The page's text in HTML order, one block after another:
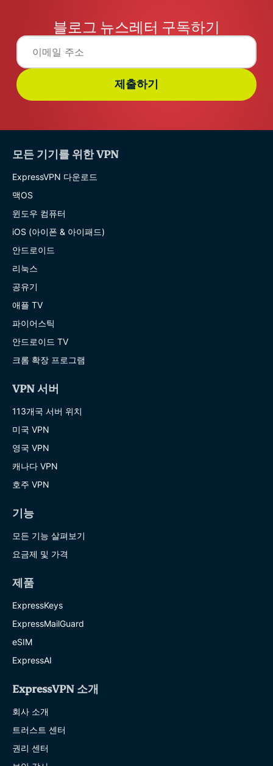
블로그 뉴스레터 구독하기
제출하기
모든 기기를 위한 VPN
ExpressVPN 다운로드
맥OS
윈도우 컴퓨터
iOS (아이폰 & 아이패드)
안드로이드
리눅스
공유기
애플 TV
파이어스틱
안드로이드 TV
크롬 확장 프로그램
VPN 서버
113개국 서버 위치
미국 VPN
영국 VPN
캐나다 VPN
호주 VPN
기능
모든 기능 살펴보기
요금제 및 가격
제품
ExpressKeys
ExpressMailGuard
eSIM
ExpressAI
ExpressVPN 소개
회사 소개
트러스트 센터
권리 센터